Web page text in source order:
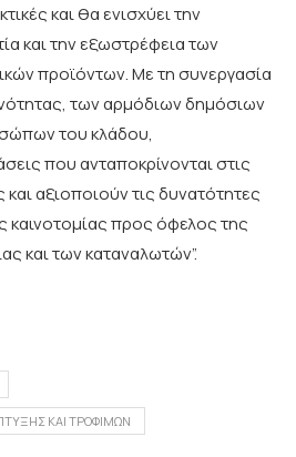
και θα ενισχύει την
και την εξωστρέφεια των
προϊόντων. Με τη συνεργασία
των αρμόδιων δημόσιων
του κλάδου,
που ανταποκρίνονται στις
αξιοποιούν τις δυνατότητες
καινοτομίας προς όφελος της
και των καταναλωτών”.
ΚΑΙ ΤΡΟΦΙΜΩΝ